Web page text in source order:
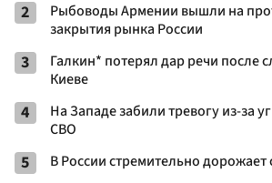
2
Рыбоводы Армении вышли на
закрытия рынка России
3
Галкин* потерял дар речи после
Киеве
4
На Западе забили тревогу из-за
СВО
5 В России стремительно дорожает